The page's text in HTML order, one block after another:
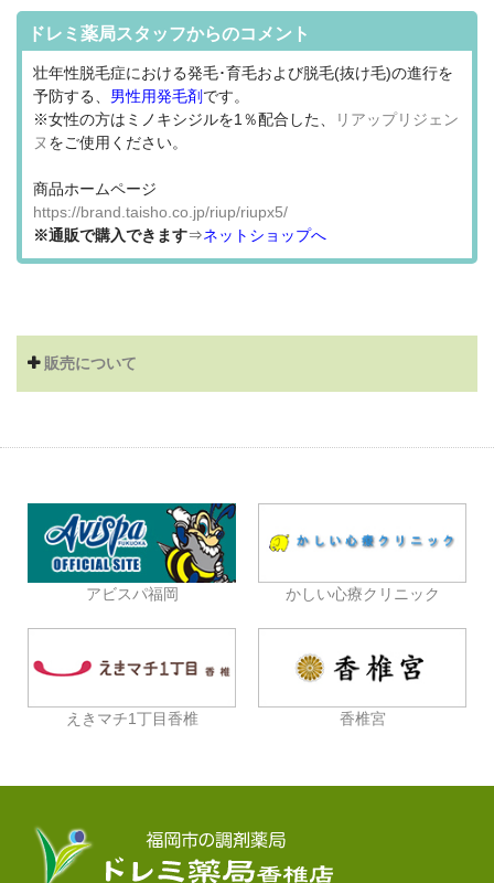
ドレミ薬局スタッフからのコメント
壮年性脱毛症における発毛･育毛および脱毛(抜け毛)の進行を
予防する、 男性用発毛剤 です。
※女性の方はミノキシジルを1％配合した、
リアップリジェン
ヌ をご使用ください。
商品ホームページ
https://brand.taisho.co.jp/riup/riupx5/
※通販で購入できます⇒ネットショップへ
販売について
アビスパ福岡 かしい心療クリニック
えきマチ1丁目香椎 香椎宮